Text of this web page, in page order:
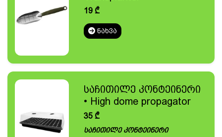
19₾
ᲜᲐᲮᲕᲐ
საჩითილე კონტეინერი
• High dome propagator
35₾
საჩითილე კონტეინერი